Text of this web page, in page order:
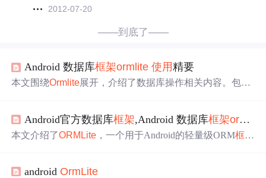
2012-07-20
——到底了——
Android 数据库框架ormlite 使用精要
本文围绕Ormlite展开，介绍了数据库操作相关内容。包括
提及了Ormlite的批处理操作，为Android开发中数据库操作
提供了参考。
Android官方数据库框架,Android 数据库框架ormlite
本文介绍了ORMLite ，一个用于Android的轻量级ORM框架
CRUD操作，以及批量处理和JSON对象转换为数据库对象
android OrmLite